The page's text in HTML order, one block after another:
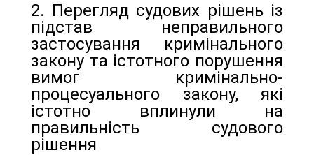
2. Перегляд судових рішень із
підстав неправильного
застосування кримінального
закону та істотного порушення
вимог кримінально-
процесуального закону, які
істотно вплинули на
правильність судового
рішення